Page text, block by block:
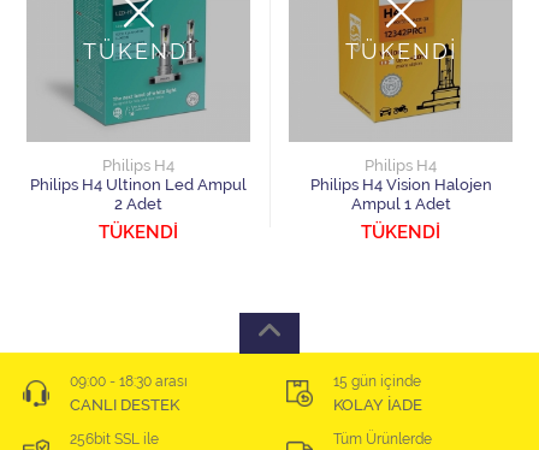
TÜKENDİ
Philips H4
Philips H4 Ultinon Led Ampul
2 Adet
TÜKENDİ
TÜKENDİ
Philips H4
Philips H4 Vision Halojen
Ampul 1 Adet
TÜKENDİ
09:00 - 18:30 arası
CANLI DESTEK
15 gün içinde
KOLAY İADE
256bit SSL ile Tüm Ürünlerde